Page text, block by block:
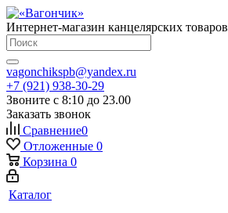
Интернет-магазин канцелярских товаров
vagonchikspb@yandex.ru
+7 (921) 938-30-29
Звоните с 8:10 до 23.00
Заказать звонок
Сравнение0
Отложенные 0
Корзина 0
Каталог